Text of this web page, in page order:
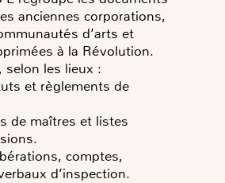
anciennes corporations,
d’arts et
à la Révolution.
selon les lieux :
et règlements de
de maîtres et listes
comptes,
d’inspection.